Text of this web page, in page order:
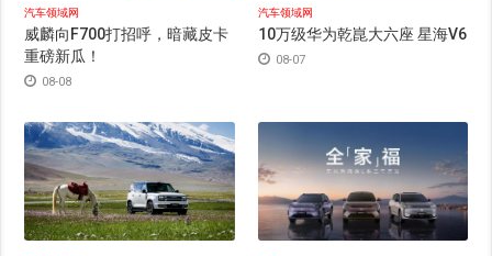
汽车领域网
威麟向F700打招呼，暗藏皮卡
重磅新瓜！
08-08
汽车领域网
10万级华为乾崑大六座 星海V6
08-07